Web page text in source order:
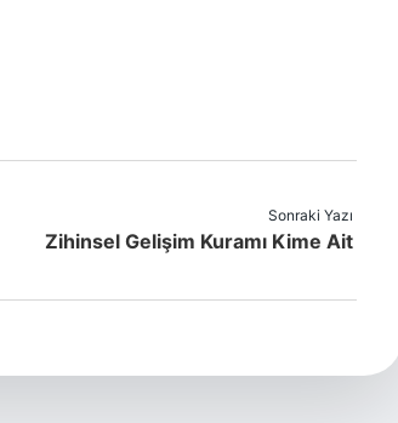
Sonraki Yazı
Zihinsel Gelişim Kuramı Kime Ait